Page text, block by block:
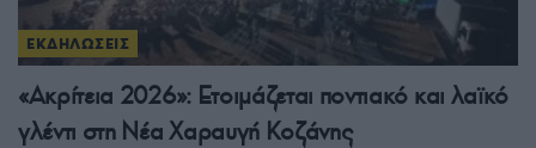
ΕΚΔΗΛΩΣΕΙΣ
«Ακρίτεια 2026»: Ετοιμάζεται ποντιακό και λαϊκό
γλέντι στη Νέα Χαραυγή Κοζάνης